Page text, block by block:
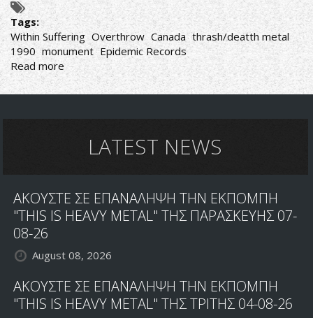
Tags:
Within Suffering Overthrow Canada thrash/deatth metal
1990 monument Epidemic Records
Read more about
Overthrow-
Within
LATEST NEWS
ΑΚΟΥΣΤΕ ΣΕ ΕΠΑΝΑΛΗΨΗ ΤΗΝ ΕΚΠΟΜΠΗ
"THIS IS HEAVY METAL" ΤΗΣ ΠΑΡΑΣΚΕΥΗΣ 07-
08-26
August 08, 2026
ΑΚΟΥΣΤΕ ΣΕ ΕΠΑΝΑΛΗΨΗ ΤΗΝ ΕΚΠΟΜΠΗ
"THIS IS HEAVY METAL" ΤΗΣ ΤΡΙΤΗΣ 04-08-26